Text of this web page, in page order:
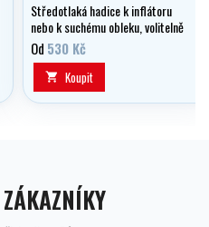
Středotlaká hadice k inflátoru
nebo k suchému obleku, volitelně
v délce 0,20 - 0,80 m.
Od 530 Kč
 Koupit